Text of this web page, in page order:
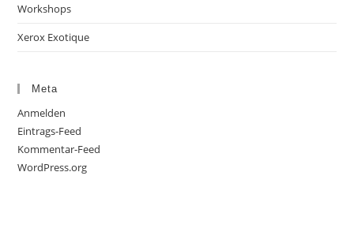
Workshops
Xerox Exotique
Meta
Anmelden
Eintrags-Feed
Kommentar-Feed
WordPress.org